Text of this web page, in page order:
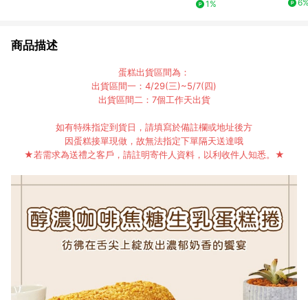
1%
商品描述
蛋糕出貨區間為：
出貨區間一：4/29(三)~5/7(四)
出貨區間二：7個工作天出貨
如有特殊指定到貨日，請填寫於備註欄或地址後方
因蛋糕接單現做，故無法指定下單隔天送達哦
★若需求為送禮之客戶，請註明寄件人資料，以利收件人知悉。★